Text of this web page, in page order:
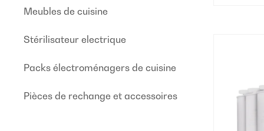
Meubles de cuisine
Stérilisateur electrique
Packs électroménagers de cuisine
Pièces de rechange et accessoires